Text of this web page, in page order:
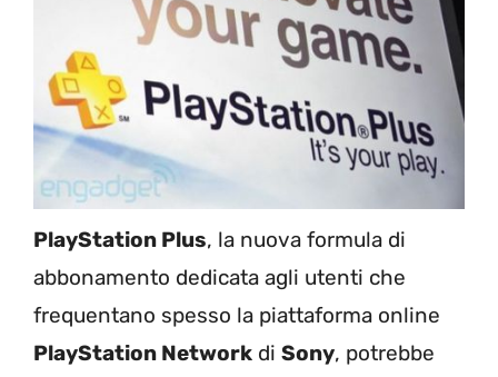
PlayStation Plus, la nuova formula di
abbonamento dedicata agli utenti che
frequentano spesso la piattaforma online
PlayStation Network di Sony, potrebbe